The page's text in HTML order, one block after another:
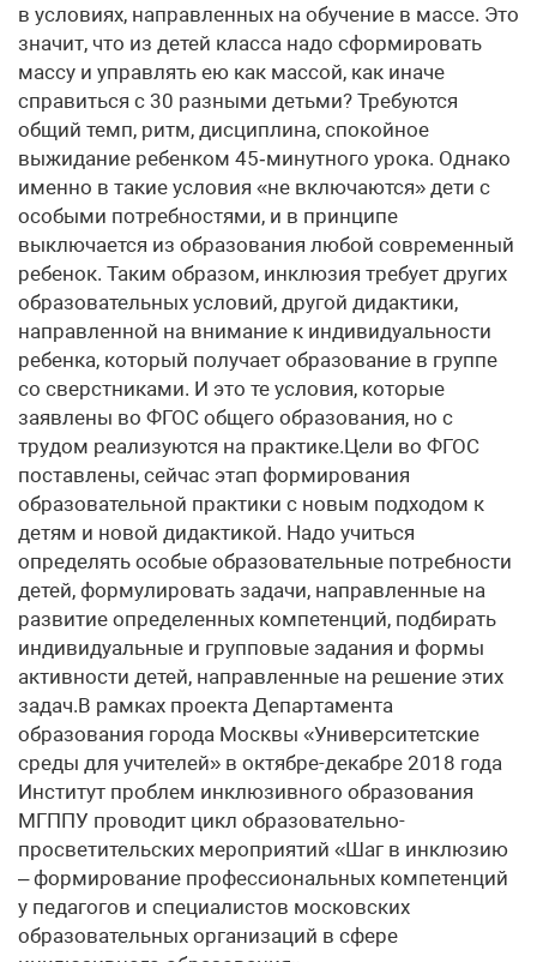
в условиях, направленных на обучение в массе. Это
значит, что из детей класса надо сформировать
массу и управлять ею как массой, как иначе
справиться с 30 разными детьми? Требуются
общий темп, ритм, дисциплина, спокойное
выжидание ребенком 45‑минутного урока. Однако
именно в такие условия «не включаются» дети с
особыми потребностями, и в принципе
выключается из образования любой современный
ребенок. Таким образом, инклюзия требует других
образовательных условий, другой дидактики,
направленной на внимание к индивидуальности
ребенка, который получает образование в группе
со сверстниками. И это те условия, которые
заявлены во ФГОС общего образования, но с
трудом реализуются на практике.Цели во ФГОС
поставлены, сейчас этап формирования
образовательной практики с новым подходом к
детям и новой дидактикой. Надо учиться
определять особые образовательные потребности
детей, формулировать задачи, направленные на
развитие определенных компетенций, подбирать
индивидуальные и групповые задания и формы
активности детей, направленные на решение этих
задач.В рамках проекта Департамента
образования города Москвы «Университетские
среды для учителей» в октябре-декабре 2018 года
Институт проблем инклюзивного образования
МГППУ проводит цикл образовательно-
просветительских мероприятий «Шаг в инклюзию
– формирование профессиональных компетенций
у педагогов и специалистов московских
образовательных организаций в сфере